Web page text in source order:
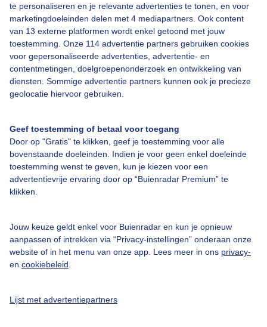
te personaliseren en je relevante advertenties te tonen, en voor
marketingdoeleinden delen met 4 mediapartners. Ook content
van 13 externe platformen wordt enkel getoond met jouw
toestemming. Onze 114 advertentie partners gebruiken cookies
voor gepersonaliseerde advertenties, advertentie- en
contentmetingen, doelgroepenonderzoek en ontwikkeling van
diensten. Sommige advertentie partners kunnen ook je precieze
geolocatie hiervoor gebruiken.
Geef toestemming of betaal voor toegang
Door op "Gratis" te klikken, geef je toestemming voor alle
bovenstaande doeleinden. Indien je voor geen enkel doeleinde
toestemming wenst te geven, kun je kiezen voor een
advertentievrije ervaring door op “Buienradar Premium” te
klikken.
Jouw keuze geldt enkel voor Buienradar en kun je opnieuw
aanpassen of intrekken via “Privacy-instellingen” onderaan onze
website of in het menu van onze app. Lees meer in ons privacy-
en cookiebeleid
Lijst met advertentiepartners
Over Buienradar
Veelgestelde vragen
Contact
Toegankelijkheid
Gebruikersvoorwaarden
Buienradar Team
Privacy beleid
Privacy instellingen